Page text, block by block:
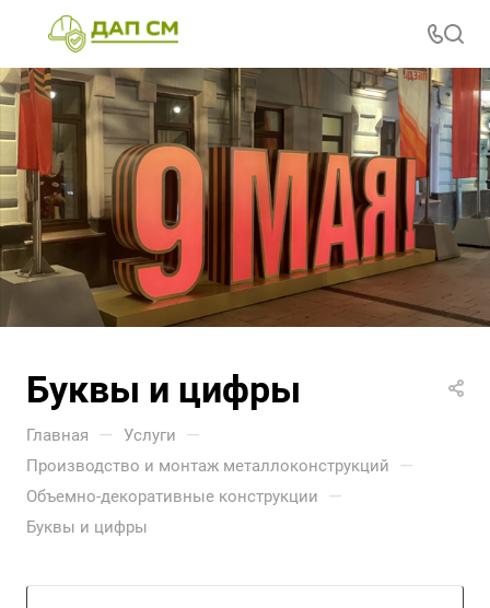
Буквы и цифры
Главная — Услуги —
Производство и монтаж металлоконструкций —
Объемно-декоративные конструкции —
Буквы и цифры